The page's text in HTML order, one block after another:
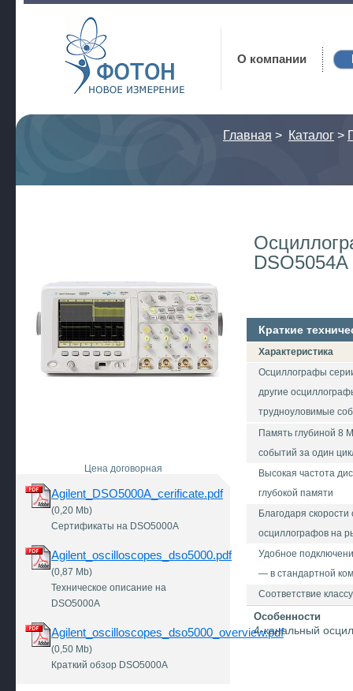
Фотон
О компании
Главная > Каталог >
Цена договорная
Agilent_DSO5000A_cerificate.pdf
(0,20 Mb)
Сертификаты на DSO5000A
Agilent_oscilloscopes_dso5000.pdf
(0,87 Mb)
Техническое описание на
DSO5000A
Agilent_oscilloscopes_dso5000_overview.pdf
(0,50 Mb)
Краткий обзор DSO5000A
DSO5054A
Краткие
Характеристика
Осциллографы
другие
трудноуловимые
Память глубиной 8
событий за один
Высокая частота
глубокой памяти
Благодаря
осциллографов на
Удобное
— в стандартной
Соответствие
Особенности
4-канальный